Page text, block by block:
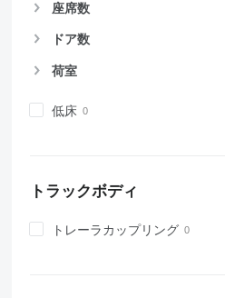
座席数
ドア数
荷室
低床
トラックボディ
トレーラカップリング